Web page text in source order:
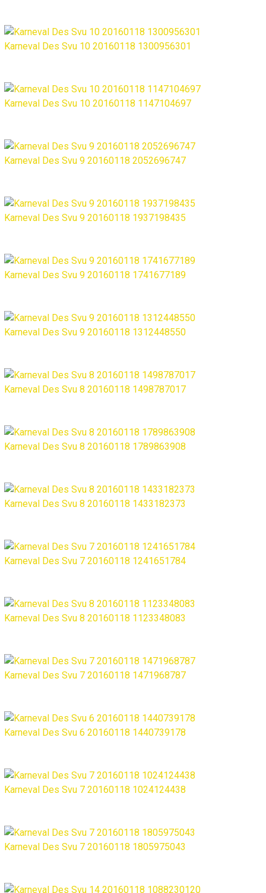
Karneval Des Svu 10 20160118 1300956301
Karneval Des Svu 10 20160118 1147104697
Karneval Des Svu 9 20160118 2052696747
Karneval Des Svu 9 20160118 1937198435
Karneval Des Svu 9 20160118 1741677189
Karneval Des Svu 9 20160118 1312448550
Karneval Des Svu 8 20160118 1498787017
Karneval Des Svu 8 20160118 1789863908
Karneval Des Svu 8 20160118 1433182373
Karneval Des Svu 7 20160118 1241651784
Karneval Des Svu 8 20160118 1123348083
Karneval Des Svu 7 20160118 1471968787
Karneval Des Svu 6 20160118 1440739178
Karneval Des Svu 7 20160118 1024124438
Karneval Des Svu 7 20160118 1805975043